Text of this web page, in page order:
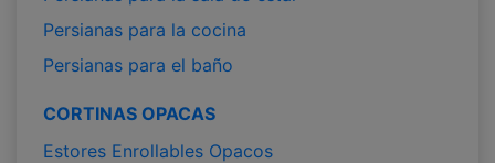
Persianas para la cocina
Persianas para el baño
CORTINAS OPACAS
Estores Enrollables Opacos